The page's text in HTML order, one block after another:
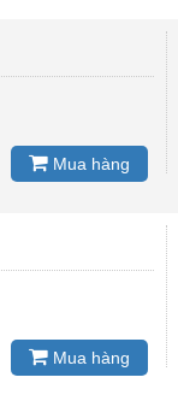
Mua hàng
Mua hàng